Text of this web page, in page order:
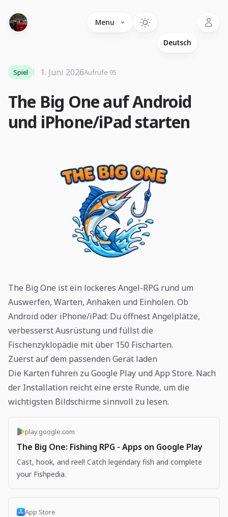
Menu
The Big One auf Android
und iPhone/iPad starten
Spiel 1. Juni 2026Aufrufe 95
The Big One ist ein lockeres Angel-RPG rund um
Auswerfen, Warten, Anhaken und Einholen. Ob
Android oder iPhone/iPad: Du öffnest Angelplätze,
verbesserst Ausrüstung und füllst die
Fischenzyklopädie mit über 150 Fischarten.
Zuerst auf dem passenden Gerät laden
Die Karten führen zu Google Play und App Store. Nach
der Installation reicht eine erste Runde, um die
wichtigsten Bildschirme sinnvoll zu lesen.
play.google.com
The Big One: Fishing RPG - Apps on Google Play
Cast, hook, and reel! Catch legendary fish and complete
your Fishpedia.
App Store